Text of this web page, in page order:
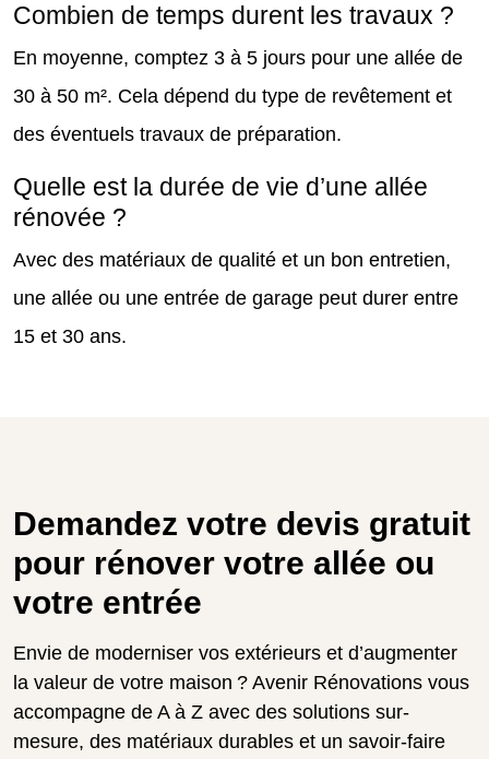
Combien de temps durent les travaux ?
En moyenne, comptez 3 à 5 jours pour une allée de
30 à 50 m². Cela dépend du type de revêtement et
des éventuels travaux de préparation.
Quelle est la durée de vie d’une allée
rénovée ?
Avec des matériaux de qualité et un bon entretien,
une allée ou une entrée de garage peut durer entre
15 et 30 ans.
Demandez votre devis gratuit
pour rénover votre allée ou
votre entrée
Envie de moderniser vos extérieurs et d’augmenter
la valeur de votre maison ? Avenir Rénovations vous
accompagne de A à Z avec des solutions sur-
mesure, des matériaux durables et un savoir-faire